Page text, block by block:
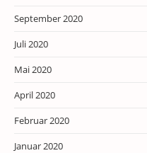
September 2020
Juli 2020
Mai 2020
April 2020
Februar 2020
Januar 2020